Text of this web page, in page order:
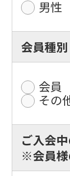
男性
会員種別
会員
その
ご入会
※会員様